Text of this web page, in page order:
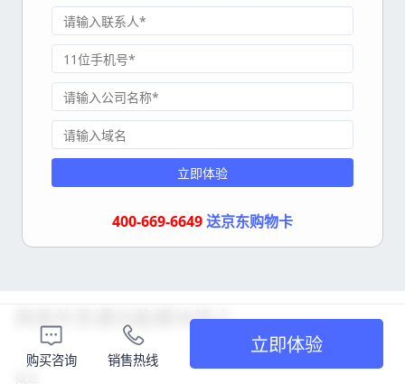
立即体验
400-669-6649送京东购物卡
网易外贸通功能模块简介
购买咨询 销售热线
立即体验